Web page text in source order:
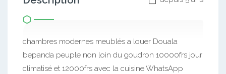
chambres modernes meublés a louer Douala
bepanda peuple non loin du goudron 10000frs jour
climatisé et 12000frs avec la cuisine WhatsApp